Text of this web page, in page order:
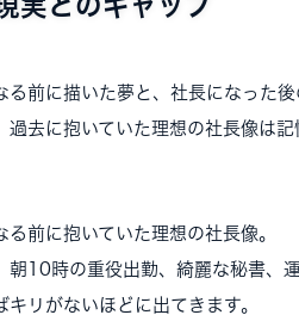
る前に描いた夢と、社長になった
過去に抱いていた理想の社長像は
る前に抱いていた理想の社長像。
朝10時の重役出勤、綺麗な秘書、
キリがないほどに出てきます。